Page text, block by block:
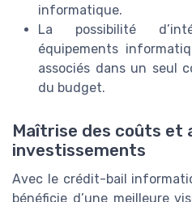
informatique.
La possibilité
équipements
associés dans un seul
du budget.
Maîtrise des coûts et
investissements
Avec le crédit-bail
bénéficie d’une meilleure